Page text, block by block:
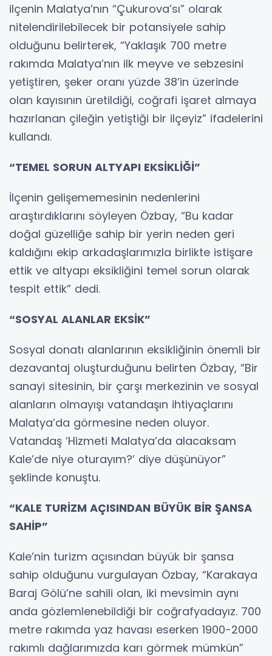
ilçenin Malatya’nın “Çukurova’sı” olarak
nitelendirilebilecek bir potansiyele sahip
olduğunu belirterek, “Yaklaşık 700 metre
rakımda Malatya’nın ilk meyve ve sebzesini
yetiştiren, şeker oranı yüzde 38’in üzerinde
olan kayısının üretildiği, coğrafi işaret almaya
hazırlanan çileğin yetiştiği bir ilçeyiz” ifadelerini
kullandı.
“TEMEL SORUN ALTYAPI EKSİKLİĞİ”
İlçenin gelişememesinin nedenlerini
araştırdıklarını söyleyen Özbay, “Bu kadar
doğal güzelliğe sahip bir yerin neden geri
kaldığını ekip arkadaşlarımızla birlikte istişare
ettik ve altyapı eksikliğini temel sorun olarak
tespit ettik” dedi.
“SOSYAL ALANLAR EKSİK”
Sosyal donatı alanlarının eksikliğinin önemli bir
dezavantaj oluşturduğunu belirten Özbay, “Bir
sanayi sitesinin, bir çarşı merkezinin ve sosyal
alanların olmayışı vatandaşın ihtiyaçlarını
Malatya’da görmesine neden oluyor.
Vatandaş ‘Hizmeti Malatya’da alacaksam
Kale’de niye oturayım?’ diye düşünüyor”
şeklinde konuştu.
“KALE TURİZM AÇISINDAN BÜYÜK BİR ŞANSA
SAHİP”
Kale’nin turizm açısından büyük bir şansa
sahip olduğunu vurgulayan Özbay, “Karakaya
Baraj Gölü’ne sahili olan, iki mevsimin aynı
anda gözlemlenebildiği bir coğrafyadayız. 700
metre rakımda yaz havası eserken 1900-2000
rakımlı dağlarımızda karı görmek mümkün”